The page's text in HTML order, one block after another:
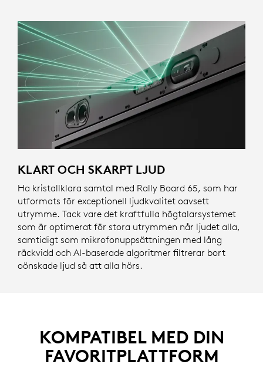
KLART OCH SKARPT LJUD
Ha kristallklara samtal med Rally Board 65, som har
utformats för exceptionell ljudkvalitet oavsett
utrymme. Tack vare det kraftfulla högtalarsystemet
som är optimerat för stora utrymmen når ljudet alla,
samtidigt som mikrofonuppsättningen med lång
räckvidd och AI-baserade algoritmer filtrerar bort
oönskade ljud så att alla hörs.
KOMPATIBEL MED DIN
FAVORITPLATTFORM